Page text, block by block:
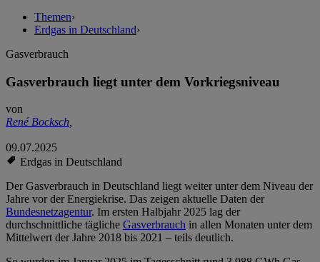
Themen›
Erdgas in Deutschland›
Gasverbrauch
Gasverbrauch liegt unter dem Vorkriegsniveau
von
René Bocksch,
09.07.2025
Erdgas in Deutschland
Der Gasverbrauch in Deutschland liegt weiter unter dem Niveau der
Jahre vor der Energiekrise. Das zeigen aktuelle Daten der
Bundesnetzagentur. Im ersten Halbjahr 2025 lag der
durchschnittliche tägliche Gasverbrauch in allen Monaten unter dem
Mittelwert der Jahre 2018 bis 2021 – teils deutlich.